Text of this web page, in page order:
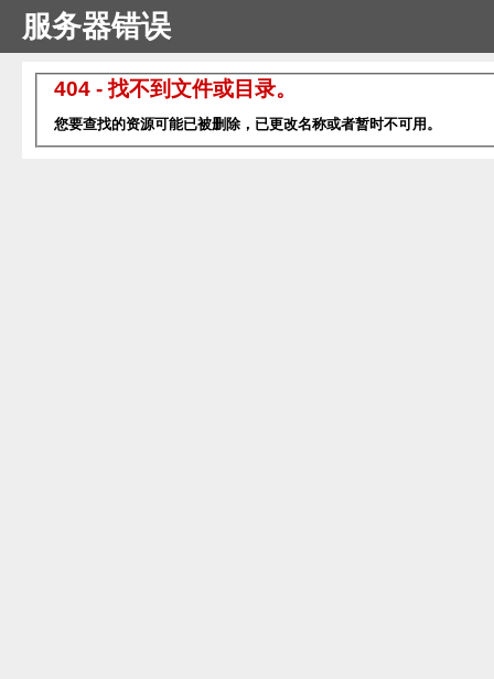
服务器错误
404 - 找不到文件或目录。
您要查找的资源可能已被删除，已更改名称或者暂时不可用。